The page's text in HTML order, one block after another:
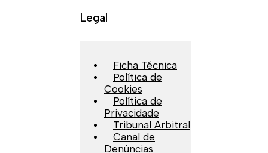
Legal
Ficha Técnica
Política de
Cookies
Política de
Privacidade
Tribunal Arbitral
Canal de
Denúncias